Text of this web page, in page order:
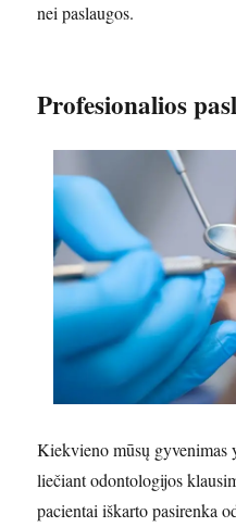
nei paslaugos.
Profesionalios
Kiekvieno mūsų gyvenimas
liečiant odontologijos
pacientai iškarto pasirenka